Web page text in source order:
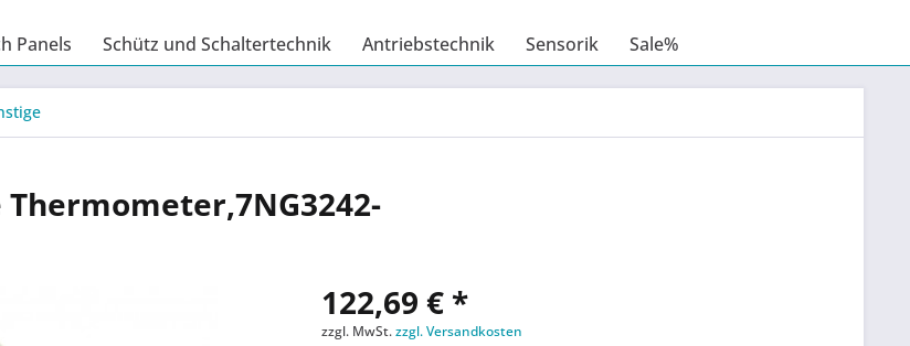
Panels Schütz und Schaltertechnik Antriebstechnik Sensorik Sale%
Thermometer,7NG3242-
122,69 € *
zzgl. MwSt.zzgl. Versandkosten